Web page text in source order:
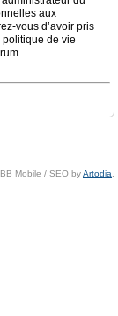
aux
vous d’avoir pris
politique de vie
Mobile / SEO byArtodia